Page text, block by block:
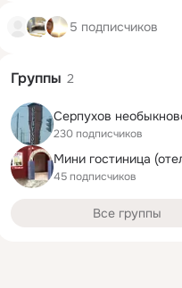
5 подписчиков
Группы 2
Серпухов
230 подписчиков
45 подписчиков
Все группы